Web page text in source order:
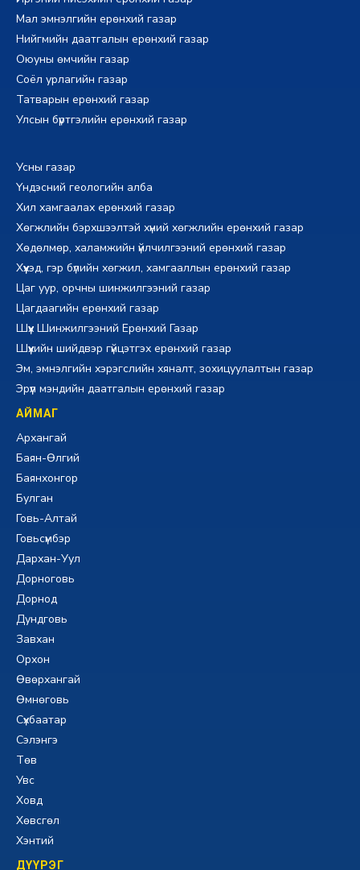
Мал эмнэлгийн ерөнхий газар
Нийгмийн даатгалын ерөнхий газар
Оюуны өмчийн газар
Соёл урлагийн газар
Татварын ерөнхий газар
Улсын бүртгэлийн ерөнхий газар
Усны газар
Үндэсний геологийн алба
Хил хамгаалах ерөнхий газар
Хөгжлийн бэрхшээлтэй хүний хөгжлийн ерөнхий газар
Хөдөлмөр, халамжийн үйлчилгээний ерөнхий газар
Хүүхэд, гэр бүлийн хөгжил, хамгааллын ерөнхий газар
Цаг уур, орчны шинжилгээний газар
Цагдаагийн ерөнхий газар
Шүүх Шинжилгээний Ерөнхий Газар
Шүүхийн шийдвэр гүйцэтгэх ерөнхий газар
Эм, эмнэлгийн хэрэгслийн хяналт, зохицуулалтын газар
Эрүүл мэндийн даатгалын ерөнхий газар
АЙМАГ
Архангай
Баян-Өлгий
Баянхонгор
Булган
Говь-Алтай
Говьсүмбэр
Дархан-Уул
Дорноговь
Дорнод
Дундговь
Завхан
Орхон
Өвөрхангай
Өмнөговь
Сүхбаатар
Сэлэнгэ
Төв
Увс
Ховд
Хөвсгөл
Хэнтий
ДҮҮРЭГ